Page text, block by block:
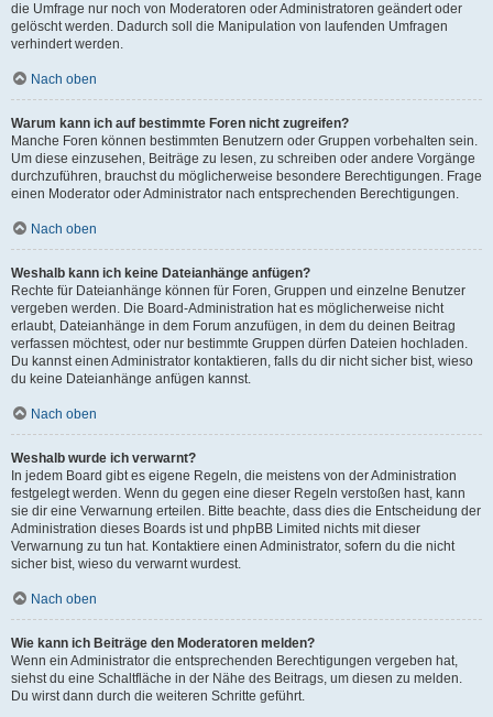
die Umfrage nur noch von Moderatoren oder Administratoren geändert oder
gelöscht werden. Dadurch soll die Manipulation von laufenden Umfragen
verhindert werden.
Nach oben
Warum kann ich auf bestimmte Foren nicht zugreifen?
Manche Foren können bestimmten Benutzern oder Gruppen vorbehalten sein.
Um diese einzusehen, Beiträge zu lesen, zu schreiben oder andere Vorgänge
durchzuführen, brauchst du möglicherweise besondere Berechtigungen. Frage
einen Moderator oder Administrator nach entsprechenden Berechtigungen.
Nach oben
Weshalb kann ich keine Dateianhänge anfügen?
Rechte für Dateianhänge können für Foren, Gruppen und einzelne Benutzer
vergeben werden. Die Board-Administration hat es möglicherweise nicht
erlaubt, Dateianhänge in dem Forum anzufügen, in dem du deinen Beitrag
verfassen möchtest, oder nur bestimmte Gruppen dürfen Dateien hochladen.
Du kannst einen Administrator kontaktieren, falls du dir nicht sicher bist, wieso
du keine Dateianhänge anfügen kannst.
Nach oben
Weshalb wurde ich verwarnt?
In jedem Board gibt es eigene Regeln, die meistens von der Administration
festgelegt werden. Wenn du gegen eine dieser Regeln verstoßen hast, kann
sie dir eine Verwarnung erteilen. Bitte beachte, dass dies die Entscheidung der
Administration dieses Boards ist und phpBB Limited nichts mit dieser
Verwarnung zu tun hat. Kontaktiere einen Administrator, sofern du die nicht
sicher bist, wieso du verwarnt wurdest.
Nach oben
Wie kann ich Beiträge den Moderatoren melden?
Wenn ein Administrator die entsprechenden Berechtigungen vergeben hat,
siehst du eine Schaltfläche in der Nähe des Beitrags, um diesen zu melden.
Du wirst dann durch die weiteren Schritte geführt.